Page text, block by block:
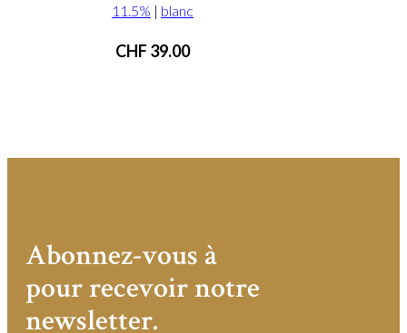
11.5% | blanc
CHF 39.00
Abonnez-vous à
pour recevoir notre
newsletter.